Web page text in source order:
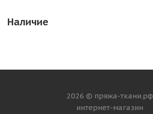
Наличие
2026 © пряжа-ткани.рф
интернет-магазин